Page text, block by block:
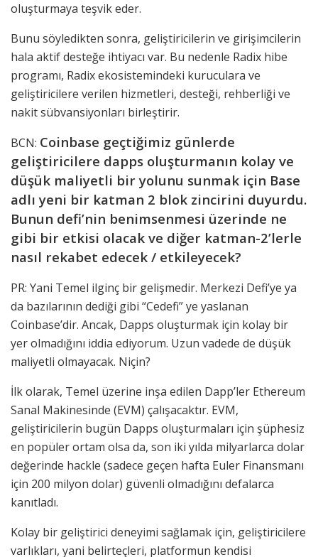
oluşturmaya teşvik eder.
Bunu söyledikten sonra, geliştiricilerin ve girişimcilerin
hala aktif desteğe ihtiyacı var. Bu nedenle Radix hibe
programı, Radix ekosistemindeki kuruculara ve
geliştiricilere verilen hizmetleri, desteği, rehberliği ve
nakit sübvansiyonları birleştirir.
BCN: Coinbase geçtiğimiz günlerde
geliştiricilere dapps oluşturmanın kolay ve
düşük maliyetli bir yolunu sunmak için Base
adlı yeni bir katman 2 blok zincirini duyurdu.
Bunun defi’nin benimsenmesi üzerinde ne
gibi bir etkisi olacak ve diğer katman-2’lerle
nasıl rekabet edecek / etkileyecek?
PR: Yani Temel ilginç bir gelişmedir. Merkezi Defi’ye ya
da bazılarının dediği gibi “Cedefi” ye yaslanan
Coinbase’dir. Ancak, Dapps oluşturmak için kolay bir
yer olmadığını iddia ediyorum. Uzun vadede de düşük
maliyetli olmayacak. Niçin?
İlk olarak, Temel üzerine inşa edilen Dapp’ler Ethereum
Sanal Makinesinde (EVM) çalışacaktır. EVM,
geliştiricilerin bugün Dapps oluşturmaları için şüphesiz
en popüler ortam olsa da, son iki yılda milyarlarca dolar
değerinde hackle (sadece geçen hafta Euler Finansmanı
için 200 milyon dolar) güvenli olmadığını defalarca
kanıtladı.
Kolay bir geliştirici deneyimi sağlamak için, geliştiricilere
varlıkları, yani belirteçleri, platformun kendisi